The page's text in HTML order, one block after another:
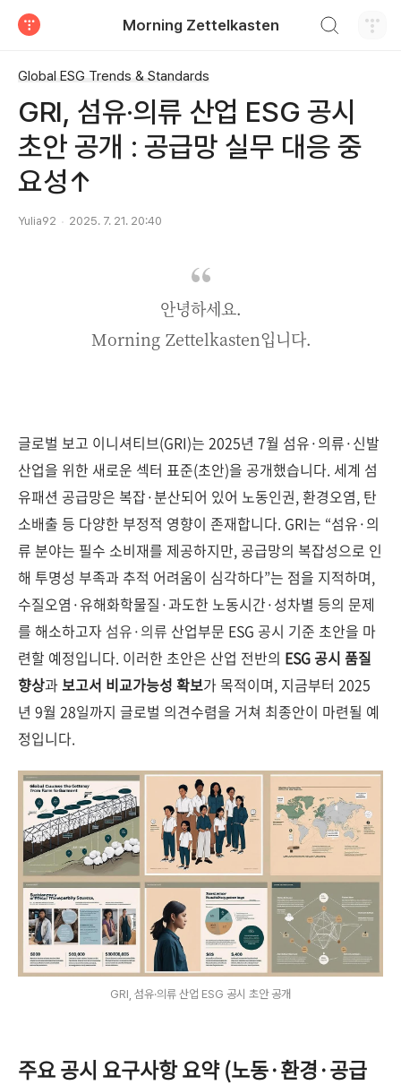
Morning Zettelkasten
Global ESG Trends & Standards
GRI, 섬유·의류 산업 ESG 공시
초안 공개 : 공급망 실무 대응 중
요성↑
Yulia92 2025. 7. 21. 20:40
안녕하세요.
Morning Zettelkasten입니다.
글로벌 보고 이니셔티브(GRI)는 2025년 7월 섬유·의류·신발
산업을 위한 새로운 섹터 표준(초안)을 공개했습니다. 세계 섬
유패션 공급망은 복잡·분산되어 있어 노동인권, 환경오염, 탄
소배출 등 다양한 부정적 영향이 존재합니다. GRI는 “섬유·의
류 분야는 필수 소비재를 제공하지만, 공급망의 복잡성으로 인
해 투명성 부족과 추적 어려움이 심각하다”는 점을 지적하며,
수질오염·유해화학물질·과도한 노동시간·성차별 등의 문제
를 해소하고자 섬유·의류 산업부문 ESG 공시 기준 초안을 마
련할 예정입니다. 이러한 초안은 산업 전반의 ESG공시 품질
향상과보고서 비교가능성 확보가 목적이며, 지금부터 2025
년 9월 28일까지 글로벌 의견수렴을 거쳐 최종안이 마련될 예
정입니다.
GRI, 섬유·의류 산업 ESG 공시 초안 공개
주요 공시 요구사항 요약 (노동·환경·공급